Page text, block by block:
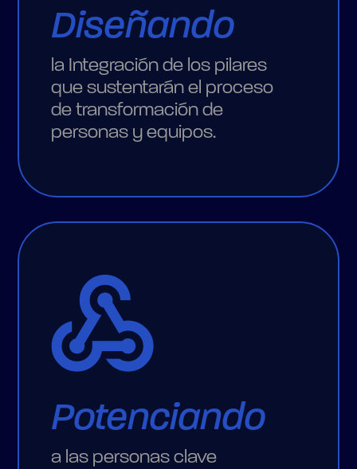
Diseñando
la Integración de los pilares
que sustentarán el proceso
de transformación de
personas y equipos.
Potenciando
a las personas clave